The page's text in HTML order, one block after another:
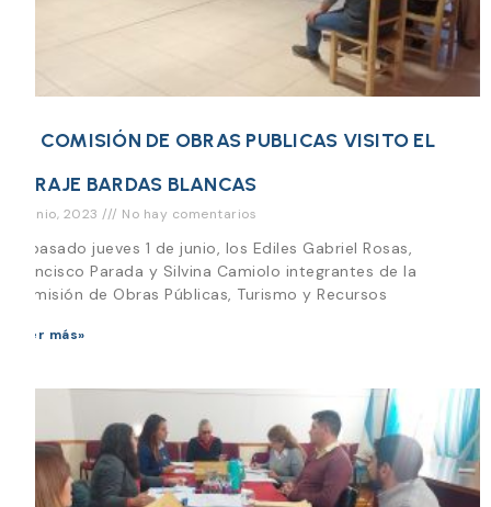
LA COMISIÓN DE OBRAS PUBLICAS VISITO EL
PARAJE BARDAS BLANCAS
5 junio, 2023 No hay comentarios
El pasado jueves 1 de junio, los Ediles Gabriel Rosas,
Francisco Parada y Silvina Camiolo integrantes de la
Comisión de Obras Públicas, Turismo y Recursos
Leer más»